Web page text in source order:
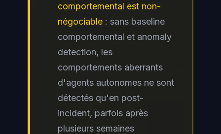
comportemental est non-
négociable : sans baseline
comportemental et anomaly
detection, les
comportements aberrants
d'agents autonomes ne sont
détectés qu'en post-
incident, parfois après
plusieurs semaines